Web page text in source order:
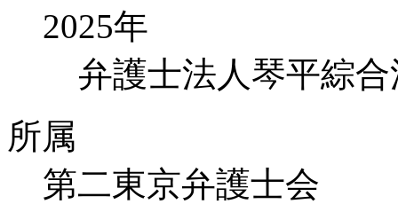
2025年
弁護士法人琴平綜
所属
第二東京弁護士会